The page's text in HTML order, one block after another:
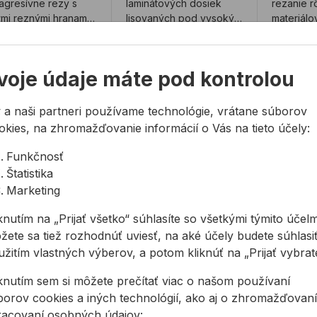
rezy s
reznými hranami
Špe ...
46,99 €
s DPH
laminátových dosiek
lisovaných pod vysokým
rezanie dosiek Trespa,
od71,96 €
71,96€ s DPH
rezanie
typy
od
kotúč EVOLUTION ALUMINIUM na hliník
kotúč
na hliník
NÍZKA CENA
Pílový kotúč
EVOLUTION WOOD
na drevo
Pílový
údaje máte pod kontrolou
a naši partneri používame technológie, vrátane súborov
na zhromažďovanie informácií o Vás na tieto účely:
Funkčnosť
Štatistika
Marketing
na „Prijať všetko“ súhlasíte so všetkými týmito
sa tiež rozhodnúť uviesť, na aké účely budete
vlastných výberov, a potom kliknúť na „Prijať
sem si môžete prečítať viac o našom používaní
cookies a iných technológií, ako aj o